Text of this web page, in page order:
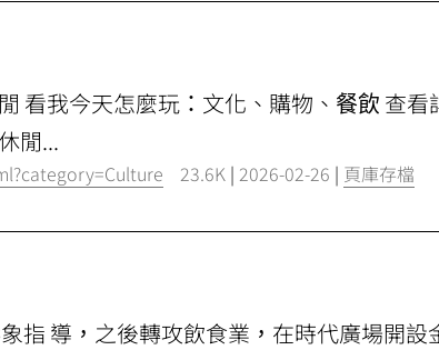
看我今天怎麼玩：文化、購物、 餐飲 查看
閒...
23.6K |2026-02-26 | 頁庫存檔
指 導，之後轉攻飲食業，在時代廣場開設